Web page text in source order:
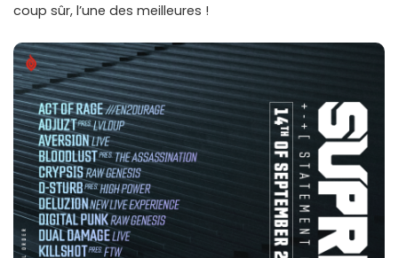
coup sûr, l’une des meilleures !